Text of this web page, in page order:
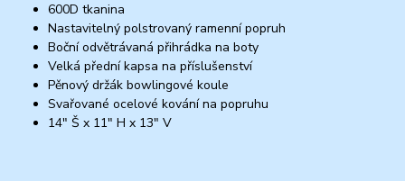
600D tkanina
Nastavitelný polstrovaný ramenní popruh
Boční odvětrávaná přihrádka na boty
Velká přední kapsa na příslušenství
Pěnový držák bowlingové koule
Svařované ocelové kování na popruhu
14" Š x 11" H x 13" V